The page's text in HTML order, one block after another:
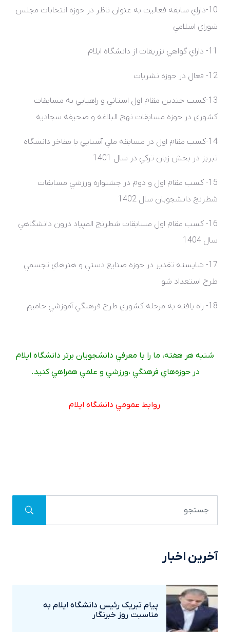
10-داراي سابقه فعاليت به عنوان ناظر در حوزه انتخابات مجلس
شوراي اسلامي
11- داراي گواهي تزريقات از دانشگاه ايلام
12- فعال در حوزه نشريات
13-کسب چندين مقام اول استاني و راهيابي به مسابقات
کشوري در حوزه مسابقات نهج البلاغه و صحيفه سجاديه
14-کسب مقام اول در مسابقه ملي آشنايي با مفاخر دانشگاه
تبريز در بخش زبان ترکي در سال 1401
15- کسب مقام اول و دوم در جشنواره ورزشي مسابقات
شطرنج دانشجويان سال 1402
16- کسب مقام اول مسابقات شطرنج المپياد درون دانشگاهي
سال 1404
17- شايسته تقدير در حوزه صنايع دستي و هنرهاي تجسمي
طرح استعداد شو
18- راه يافته به مرحله کشوري طرح فرهنگي آموزشي حاميم
شنبه هر هفته، ما را با معرفي دانشجويان برتر دانشگاه ايلام
در حوزه‌هاي فرهنگي ،ورزشي و علمي همراهي کنيد.
روابط عمومي دانشگاه ايلام
آخرین اخبار
پيام تبريک رئيس دانشگاه ايلام به
مناسبت روز خبرنگار